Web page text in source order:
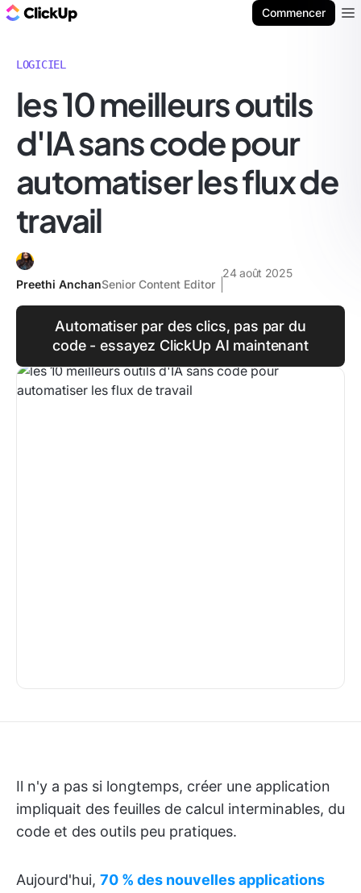
Commencer
LOGICIEL
les 10 meilleurs outils
d'IA sans code pour
automatiser les flux de
travail
Preethi AnchanSenior Content Editor
24 août 2025
Automatiser par des clics, pas par du
code - essayez ClickUp AI maintenant
Il n'y a pas si longtemps, créer une application
impliquait des feuilles de calcul interminables, du
code et des outils peu pratiques.
Aujourd'hui, 70 % des nouvelles applications